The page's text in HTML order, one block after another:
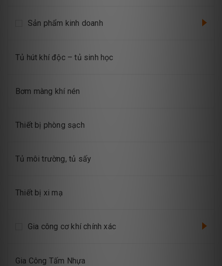
Sản phẩm kinh doanh
Tủ hút khí độc – tủ sinh học
Bơm màng khí nén
Thiết bị phòng sạch
Tủ môi trường, tủ sấy
Thiết bị xi mạ
Gia công cơ khí chính xác
Gia Công Tấm Nhựa